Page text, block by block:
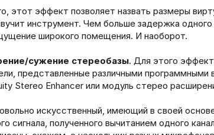
этот эффект позволяет назвать размеры
инструмент. Чем больше задержка одного
широкого помещения. И наоборот.
сужение стереобазы. Для этого
представленные различными программными
Stereo Enhancer или модуль стерео
искусственный, имеющий в своей
сигнала, полученного вычитанием одного